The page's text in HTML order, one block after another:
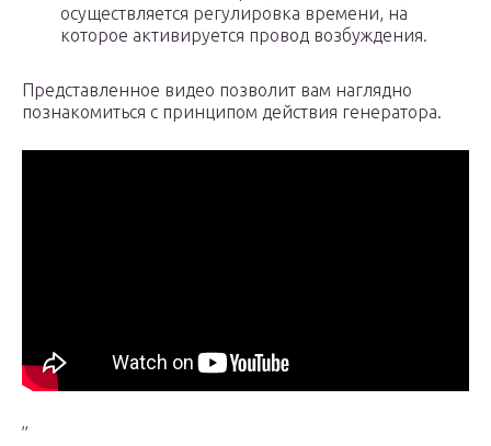
осуществляется регулировка времени, на
которое активируется провод возбуждения.
Представленное видео позволит вам наглядно
познакомиться с принципом действия генератора.
”